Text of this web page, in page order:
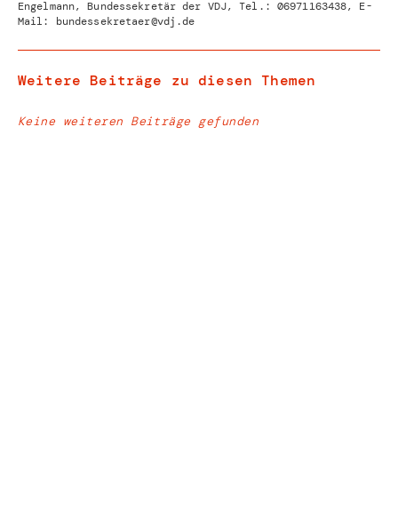
Engelmann, Bundessekretär der VDJ, Tel.: 06971163438, E-
Mail: bundessekretaer@vdj.de
Weitere Beiträge zu diesen Themen
Keine weiteren Beiträge gefunden